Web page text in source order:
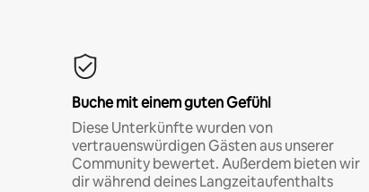
Buche mit einem guten Gefühl
Diese Unterkünfte wurden von
vertrauenswürdigen Gästen aus unserer
Community bewertet. Außerdem bieten wir
dir während deines Langzeitaufenthalts